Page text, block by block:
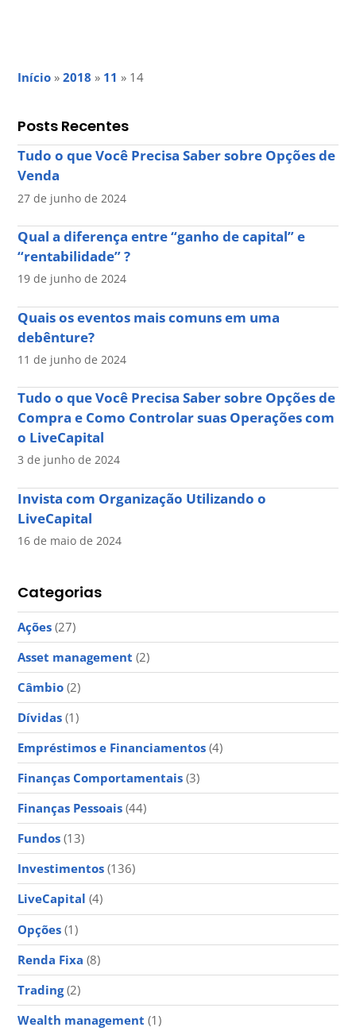
Início » 2018 » 11 » 14
Posts Recentes
Tudo o que Você Precisa Saber sobre Opções de
Venda
27 de junho de 2024
Qual a diferença entre “ganho de capital” e
“rentabilidade” ?
19 de junho de 2024
Quais os eventos mais comuns em uma
debênture?
11 de junho de 2024
Tudo o que Você Precisa Saber sobre Opções de
Compra e Como Controlar suas Operações com
o LiveCapital
3 de junho de 2024
Invista com Organização Utilizando o
LiveCapital
16 de maio de 2024
Categorias
Ações (27)
Asset management (2)
Câmbio (2)
Dívidas (1)
Empréstimos e Financiamentos (4)
Finanças Comportamentais (3)
Finanças Pessoais (44)
Fundos (13)
Investimentos (136)
LiveCapital (4)
Opções (1)
Renda Fixa (8)
Trading(2)
Wealth management (1)